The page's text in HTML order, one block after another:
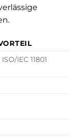
IEC 11801